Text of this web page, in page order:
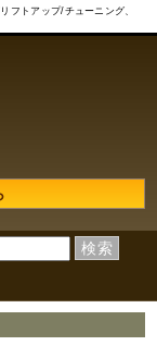
フトアップ/チューニング、